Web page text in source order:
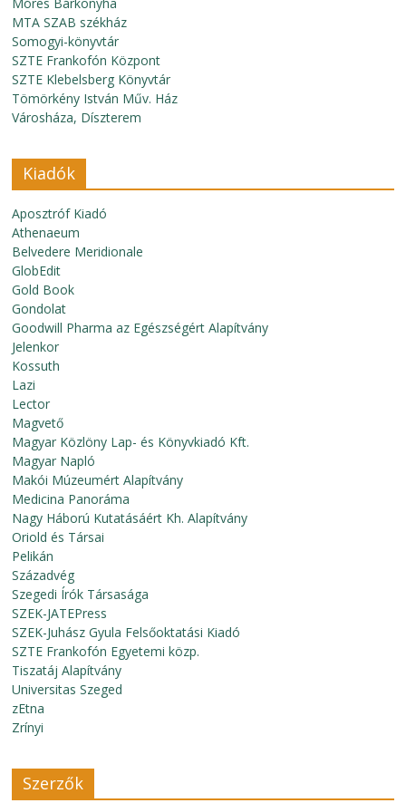
MTA SZAB székház
Somogyi-könyvtár
SZTE Frankofón Központ
SZTE Klebelsberg Könyvtár
Tömörkény István Műv. Ház
Városháza, Díszterem
Kiadók
Aposztróf Kiadó
Athenaeum
Belvedere Meridionale
GlobEdit
Gold Book
Gondolat
Goodwill Pharma az Egészségért Alapítvány
Jelenkor
Kossuth
Lazi
Lector
Magvető
Magyar Közlöny Lap- és Könyvkiadó Kft.
Magyar Napló
Makói Múzeumért Alapítvány
Medicina Panoráma
Nagy Háború Kutatásáért Kh. Alapítvány
Oriold és Társai
Pelikán
Századvég
Szegedi Írók Társasága
SZEK-JATEPress
SZEK-Juhász Gyula Felsőoktatási Kiadó
SZTE Frankofón Egyetemi közp.
Tiszatáj Alapítvány
Universitas Szeged
zEtna
Zrínyi
Szerzők